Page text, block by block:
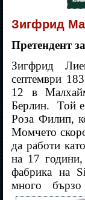
Зигфрид
Претендент
Зигфрид
септември
12 в
Берлин.
Той
Роза Филип,
Момчето
да работи
на 17 години,
фабрика на
много